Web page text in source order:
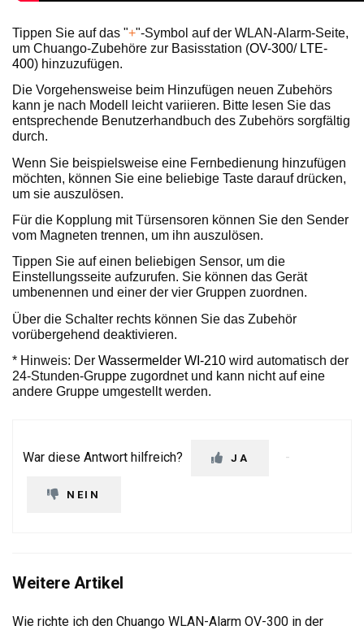
Tippen Sie auf das "+"-Symbol auf der WLAN-Alarm-Seite,
um Chuango-Zubehöre zur Basisstation (OV-300/ LTE-
400) hinzuzufügen.
Die Vorgehensweise beim Hinzufügen neuen Zubehörs
kann je nach Modell leicht variieren. Bitte lesen Sie das
entsprechende Benutzerhandbuch des Zubehörs sorgfältig
durch.
Wenn Sie beispielsweise eine Fernbedienung hinzufügen
möchten, können Sie eine beliebige Taste darauf drücken,
um sie auszulösen.
Für die Kopplung mit Türsensoren können Sie den Sender
vom Magneten trennen, um ihn auszulösen.
Tippen Sie auf einen beliebigen Sensor, um die
Einstellungsseite aufzurufen. Sie können das Gerät
umbenennen und einer der vier Gruppen zuordnen.
Über die Schalter rechts können Sie das Zubehör
vorübergehend deaktivieren.
* Hinweis: Der Wassermelder WI-210 wird automatisch der
24-Stunden-Gruppe zugordnet und kann nicht auf eine
andere Gruppe umgestellt werden.
War diese Antwort hilfreich? JA
NEIN
Weitere Artikel
Wie richte ich den Chuango WLAN-Alarm OV-300 in der